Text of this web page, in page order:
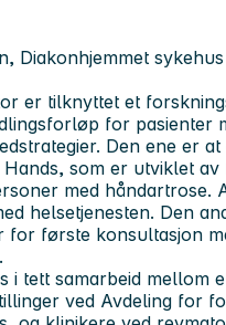
Diakonhjemmet sykehus
er tilknyttet et
for pasienter
Den ene er
som er utviklet
med håndartrose.
helsetjenesten. Den
for første konsultasjon
i tett samarbeid mellom
ved Avdeling for